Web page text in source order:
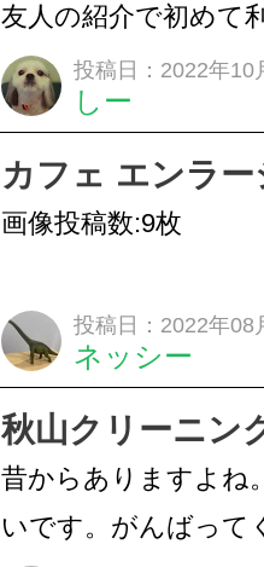
友人の紹介で初めて
ました。 期待以上、
レッシュできました
場は気持ち良く...
投稿日：2022年10
しー
カフェ エンラー
画像投稿数:9枚
投稿日：2022年08
ネッシー
秋山クリーニン
昔からありますよね
いです。がんばって